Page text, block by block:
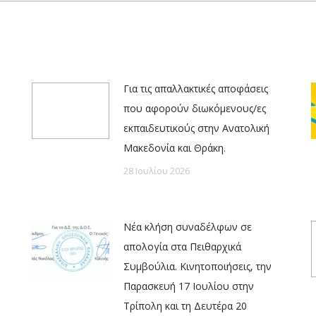
Για τις απαλλακτικές αποφάσεις
που αφορούν διωκόμενους/ες
εκπαιδευτικούς στην Ανατολική
Μακεδονία και Θράκη.
28 Ιουλίου 2026
Νέα κλήση συναδέλφων σε
απολογία στα Πειθαρχικά
Συμβούλια. Κινητοποιήσεις, την
Παρασκευή 17 Ιουλίου στην
Τρίπολη και τη Δευτέρα 20